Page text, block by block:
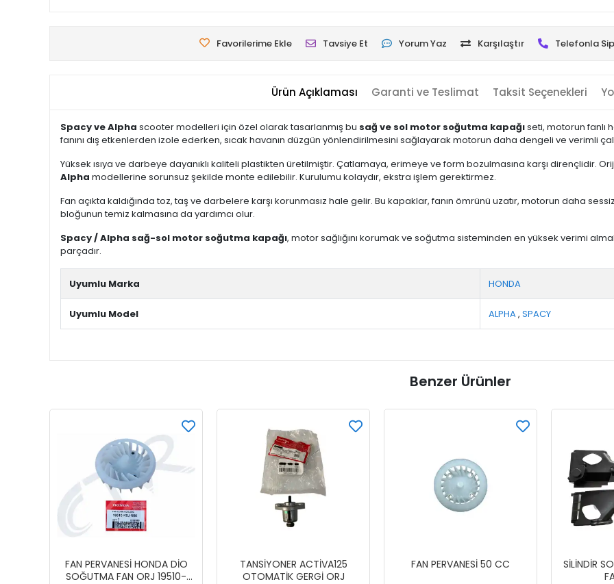
Favorilerime Ekle Tavsiye Et Yorum Yaz Karşılaştır Telefonla
Ürün Açıklaması Garanti ve Teslimat Taksit Seçenekleri
Spacy ve Alpha scooter modelleri için özel olarak tasarlanmış bu sağ ve sol motor soğutma kapağıseti, motorun fanlı
fanını dış etkenlerden izole ederken, sıcak havanın düzgün yönlendirilmesini sağlayarak motorun daha dengeli ve verimli
Yüksek ısıya ve darbeye dayanıklı kaliteli plastikten üretilmiştir. Çatlamaya, erimeye ve form bozulmasına karşı dirençlidir.
Alpha modellerine sorunsuz şekilde monte edilebilir. Kurulumu kolaydır, ekstra işlem gerektirmez.
Fan açıkta kaldığında toz, taş ve darbelere karşı korunmasız hale gelir. Bu kapaklar, fanın ömrünü uzatır, motorun daha
bloğunun temiz kalmasına da yardımcı olur.
Spacy / Alpha sağ-sol motor soğutma kapağı, motor sağlığını korumak ve soğutma sisteminden en yüksek verimi
parçadır.
Uyumlu Marka HONDA
Uyumlu Model ALPHA, SPACY
Benzer Ürünler
FAN PERVANESİ HONDA DİO
SOĞUTMA FAN ORJ 19510-
TANSİYONER ACTİVA125
OTOMATİK GERGİ ORJ
FAN PERVANESİ 50 CC
SİLİNDİR